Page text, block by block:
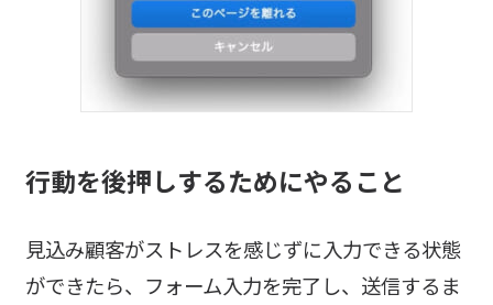
行動を後押しするためにやること
見込み顧客がストレスを感じずに入力できる状態
ができたら、フォーム入力を完了し、送信するま